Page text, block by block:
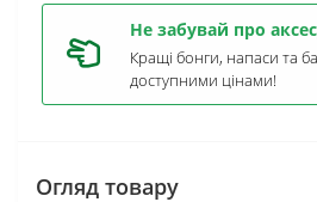
Не забувай про
Кращі бонги, напаси та
доступними цінами!
Огляд товару